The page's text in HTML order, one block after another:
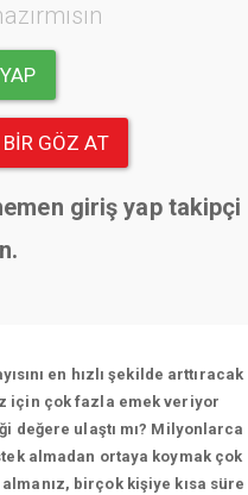
GÖZ AT
giriş yap takipçi
en hızlı şekilde arttıracak
için çok fazla emek veriyor
değere ulaştı mı? Milyonlarca
almadan ortaya koymak çok
birçok kişiye kısa süre